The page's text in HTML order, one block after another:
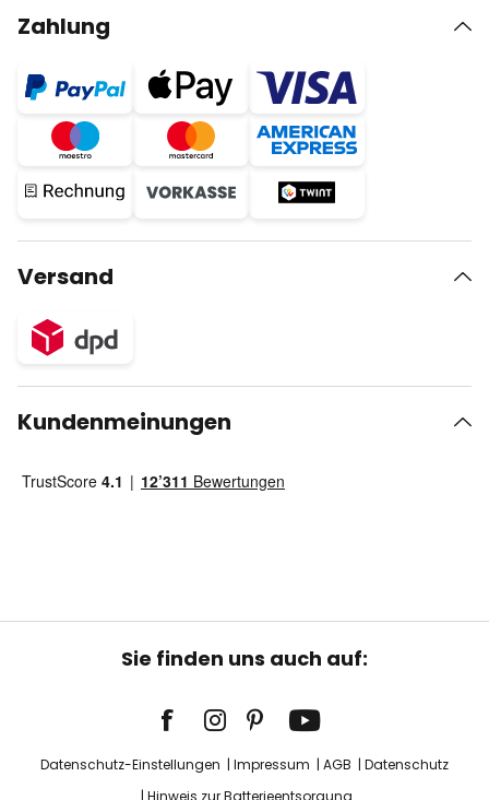
Zahlung
Versand
Kundenmeinungen
Sie finden uns auch auf:
Datenschutz-Einstellungen Impressum AGB
Datenschutz
Hinweis zur Batterieentsorgung